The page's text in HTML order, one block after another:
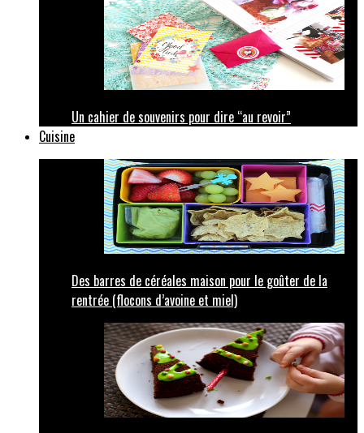
Un cahier de souvenirs pour dire “au revoir”
Cuisine
Des barres de céréales maison pour le goûter de la
rentrée (flocons d’avoine et miel)